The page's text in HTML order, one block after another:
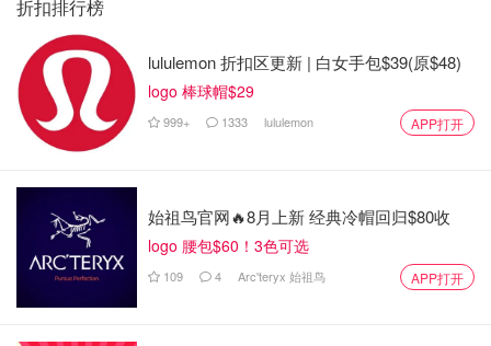
September 25, 2024
October 29, 2024
November 27, 2024
December 20, 2024
查询 “OAS 支付系统 ”的步骤
为确保你如期收到养老金（OAS），你可以按照以下步骤查
看你的付款状态：
折扣排行榜
lululemon 折扣区更新 | 白女手包$39(原$48)
logo 棒球帽$29
999+ 1333 lululemon APP打开
始祖鸟官网🔥8月上新 经典冷帽回归$80收
logo 腰包$60！3色可选
109 4 Arc'teryx 始祖鸟 APP打开